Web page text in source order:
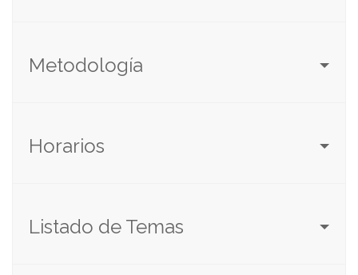
Metodología
Horarios
Listado de Temas